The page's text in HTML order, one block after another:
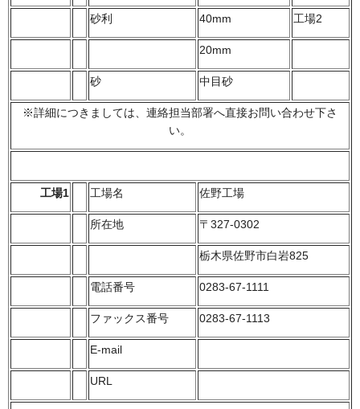
砂利 40mm 工場2
20mm
砂 中目砂
※詳細につきましては、連絡担当部署へ直接お問い合わせ下さ
い。
工場1 工場名 佐野工場
所在地 〒327-0302
栃木県佐野市白岩825
電話番号 0283-67-1111
ファックス番号 0283-67-1113
E-mail
URL